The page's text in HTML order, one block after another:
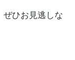
ぜひお見逃しな